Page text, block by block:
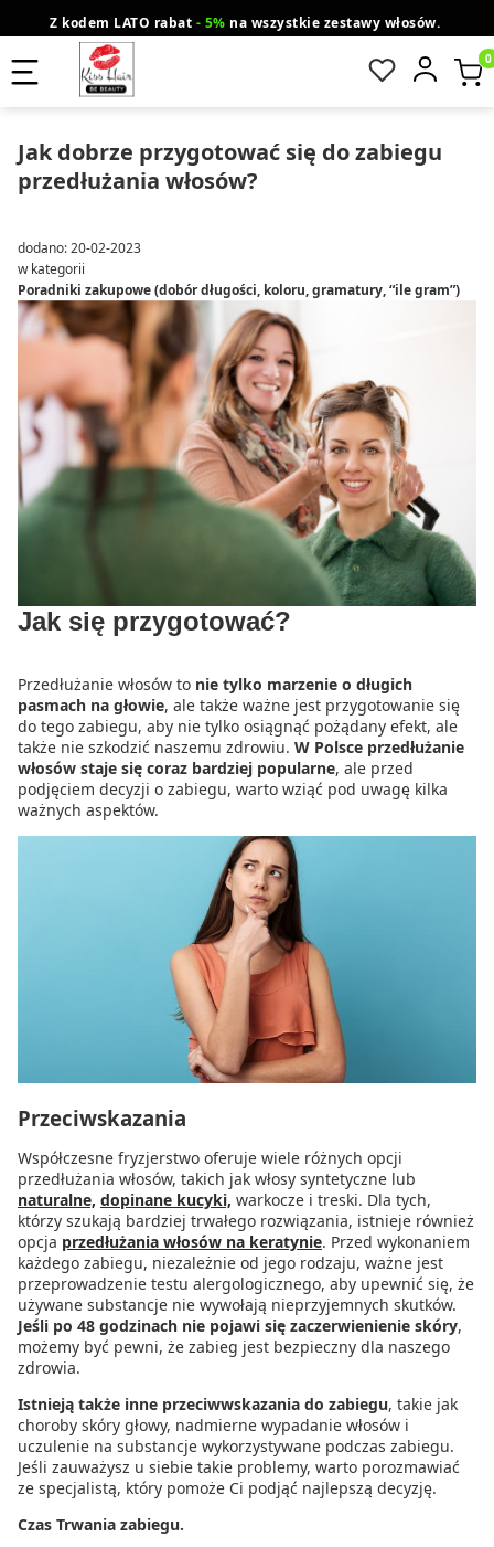
Z kodem LATO rabat - 5% na wszystkie zestawy włosów.
wysyłka gratis od 200 zł Orlen Paczka
Jak dobrze przygotować się do zabiegu
przedłużania włosów?
dodano: 20-02-2023
w kategorii
Poradniki zakupowe (dobór długości, koloru, gramatury, “ile gram”)
Jak się przygotować?
Przedłużanie włosów to nie tylko marzenie o długich
pasmach na głowie, ale także ważne jest przygotowanie się
do tego zabiegu, aby nie tylko osiągnąć pożądany efekt, ale
także nie szkodzić naszemu zdrowiu. W Polsce przedłużanie
włosów staje się coraz bardziej popularne, ale przed
podjęciem decyzji o zabiegu, warto wziąć pod uwagę kilka
ważnych aspektów.
Przeciwskazania
Współczesne fryzjerstwo oferuje wiele różnych opcji
przedłużania włosów, takich jak włosy syntetyczne lub
naturalne, dopinane kucyki, warkocze i treski. Dla tych,
którzy szukają bardziej trwałego rozwiązania, istnieje również
opcja przedłużania włosów na keratynie. Przed wykonaniem
każdego zabiegu, niezależnie od jego rodzaju, ważne jest
przeprowadzenie testu alergologicznego, aby upewnić się, że
używane substancje nie wywołają nieprzyjemnych skutków.
Jeśli po 48 godzinach nie pojawi się zaczerwienienie skóry,
możemy być pewni, że zabieg jest bezpieczny dla naszego
zdrowia.
Istnieją także inne przeciwwskazania do zabiegu, takie jak
choroby skóry głowy, nadmierne wypadanie włosów i
uczulenie na substancje wykorzystywane podczas zabiegu.
Jeśli zauważysz u siebie takie problemy, warto porozmawiać
ze specjalistą, który pomoże Ci podjąć najlepszą decyzję.
Czas Trwania zabiegu.